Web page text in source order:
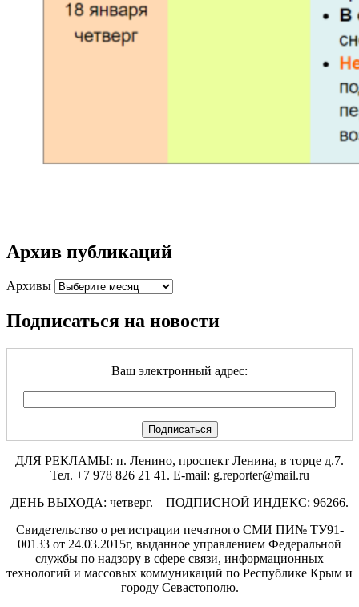
Архив публикаций
Архивы
Подписаться на новости
Ваш электронный адрес:
ДЛЯ РЕКЛАМЫ: п. Ленино, проспект Ленина, в торце д.7.
Тел. +7 978 826 21 41. E-mail: g.reporter@mail.ru
ДЕНЬ ВЫХОДА: четверг. ПОДПИСНОЙ ИНДЕКС: 96266.
Свидетельство о регистрации печатного СМИ ПИ№ ТУ91-
00133 от 24.03.2015г, выданное управлением Федеральной
службы по надзору в сфере связи, информационных
технологий и массовых коммуникаций по Республике Крым и
городу Севастополю.